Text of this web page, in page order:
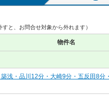
すと、お問合せ対象から外れます）
物件名
浅・品川12分・大崎9分・五反田8分